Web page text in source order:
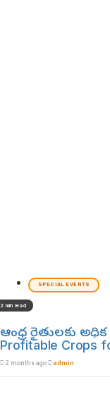
SPECIAL EVENTS
2 min read
ఆంధ్ర రైతులకు
Profitable Crops
2 months ago admin